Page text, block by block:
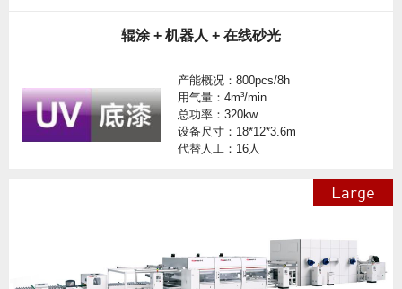
辊涂 + 机器人 + 在线砂光
产能概况：800pcs/8h
用气量：4m³/min
总功率：320kw
设备尺寸：18*12*3.6m
代替人工：16人
Large